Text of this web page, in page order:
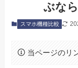
ぶなら
スマホ機種比較
当ページのリ